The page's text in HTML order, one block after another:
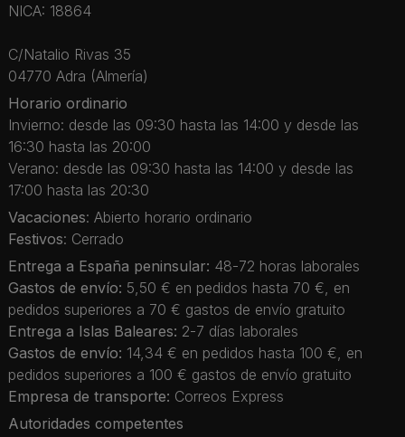
NICA: 18864
C/Natalio Rivas 35
04770 Adra (Almería)
Horario ordinario
Invierno: desde las 09:30 hasta las 14:00 y desde las
16:30 hasta las 20:00
Verano: desde las 09:30 hasta las 14:00 y desde las
17:00 hasta las 20:30
Vacaciones: Abierto horario ordinario
Festivos: Cerrado
Entrega a España peninsular: 48-72 horas laborales
Gastos de envío: 5,50 € en pedidos hasta 70 €, en
pedidos superiores a 70 € gastos de envío gratuito
Entrega a Islas Baleares: 2-7 días laborales
Gastos de envío: 14,34 € en pedidos hasta 100 €, en
pedidos superiores a 100 € gastos de envío gratuito
Empresa de transporte: Correos Express
Autoridades competentes